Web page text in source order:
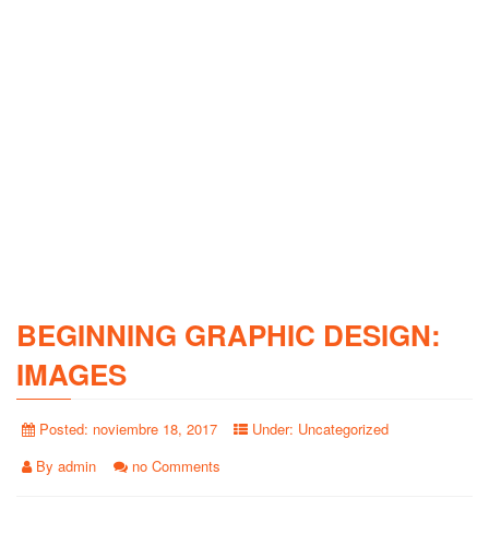
BEGINNING GRAPHIC DESIGN:
IMAGES
Posted: noviembre 18, 2017 Under: Uncategorized
By admin no Comments